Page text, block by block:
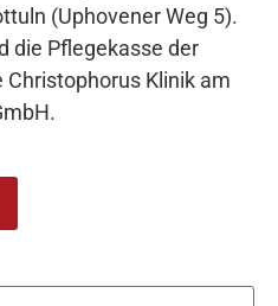
(Uphovener Weg 5).
die Pflegekasse der
Christophorus Klinik am